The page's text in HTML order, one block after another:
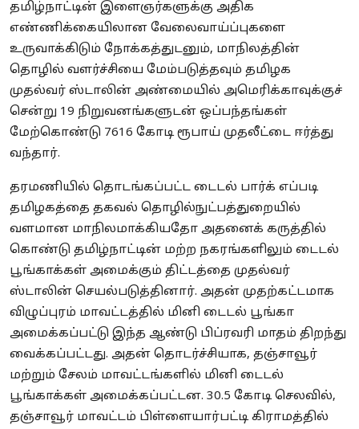
தமிழ்நாட்டின் இளைஞர்களுக்கு அதிக
எண்ணிக்கையிலான வேலைவாய்ப்புகளை
உருவாக்கிடும் நோக்கத்துடனும், மாநிலத்தின்
தொழில் வளர்ச்சியை மேம்படுத்தவும் தமிழக
முதல்வர் ஸ்டாலின் அண்மையில் அமெரிக்காவுக்குச்
சென்று 19 நிறுவனங்களுடன் ஒப்பந்தங்கள்
மேற்கொண்டு 7616 கோடி ரூபாய் முதலீட்டை ஈர்த்து
வந்தார்.
தரமணியில் தொடங்கப்பட்ட டைடல் பார்க் எப்படி
தமிழகத்தை தகவல் தொழில்நுட்பத்துறையில்
வளமான மாநிலமாக்கியதோ அதனைக் கருத்தில்
கொண்டு தமிழ்நாட்டின் மற்ற நகரங்களிலும் டைடல்
பூங்காக்கள் அமைக்கும் திட்டத்தை முதல்வர்
ஸ்டாலின் செயல்படுத்தினார். அதன் முதற்கட்டமாக
விழுப்புரம் மாவட்டத்தில் மினி டைடல் பூங்கா
அமைக்கப்பட்டு இந்த ஆண்டு பிப்ரவரி மாதம் திறந்து
வைக்கப்பட்டது. அதன் தொடர்ச்சியாக, தஞ்சாவூர்
மற்றும் சேலம் மாவட்டங்களில் மினி டைடல்
பூங்காக்கள் அமைக்கப்பட்டன. 30.5 கோடி செலவில்,
தஞ்சாவூர் மாவட்டம் பிள்ளையார்பட்டி கிராமத்தில்